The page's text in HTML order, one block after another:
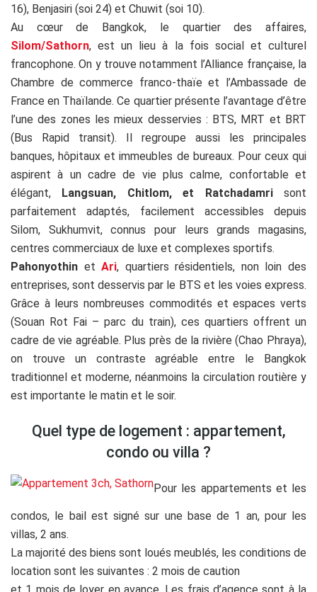
16), Benjasiri (soi 24) et Chuwit (soi 10).
Au cœur de Bangkok, le quartier des affaires,
Silom/Sathorn, est un lieu à la fois social et culturel
francophone. On y trouve notamment l’Alliance française, la
Chambre de commerce franco-thaïe et l’Ambassade de
France en Thaïlande. Ce quartier présente l’avantage d’être
l’une des zones les mieux desservies : BTS, MRT et BRT
(Bus Rapid transit). Il regroupe aussi les principales
banques, hôpitaux et immeubles de bureaux. Pour ceux qui
aspirent à un cadre de vie plus calme, confortable et
élégant,
Langsuan, Chitlom, et Ratchadamrisont
parfaitement adaptés, facilement accessibles depuis
Silom, Sukhumvit, connus pour leurs grands magasins,
centres commerciaux de luxe et complexes sportifs.
Pahonyothin etAri, quartiers résidentiels, non loin des
entreprises, sont desservis par le BTS et les voies express.
Grâce à leurs nombreuses commodités et espaces verts
(Souan Rot Fai – parc du train), ces quartiers offrent un
cadre de vie agréable. Plus près de la rivière (Chao Phraya),
on trouve un contraste agréable entre le Bangkok
traditionnel et moderne, néanmoins la circulation routière y
est importante le matin et le soir.
Quel type de logement : appartement,
condo ou villa ?
Pour les appartements et les
condos, le bail est signé sur une base de 1 an, pour les
villas, 2 ans.
La majorité des biens sont loués meublés, les conditions de
location sont les suivantes : 2 mois de caution